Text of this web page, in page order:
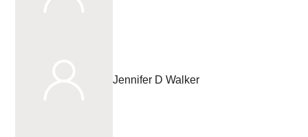
Jennifer D Walker